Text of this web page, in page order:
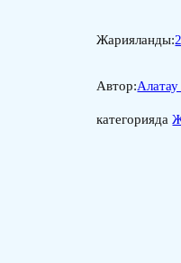
Жарияланды:
Автор:
категорияда